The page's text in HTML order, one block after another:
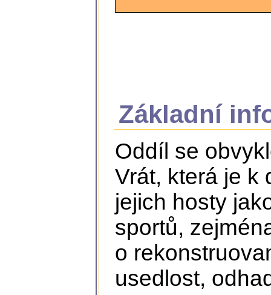
Základní
Oddíl se
Vrát, která je k
jejich hosty
sportů,
o
usedlost,